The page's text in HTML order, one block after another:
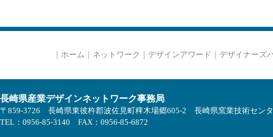
ホーム ネットワーク デザインアワード デザイナーズ
長崎県産業デザインネットワーク事務局
〒859-3726 長崎県東彼杵郡波佐見町稗木場郷605-2 長崎県窯業技術セン
TEL：0956-85-3140 FAX：0956-85-6872